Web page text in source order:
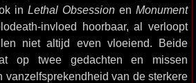
in Lethal Obsession en Monument
invloed hoorbaar, al verloopt
niet altijd even vloeiend. Beide
op twee gedachten en missen
vanzelfsprekendheid van de sterkere